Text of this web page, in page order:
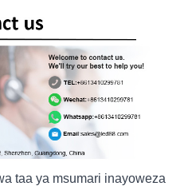
taa ya msumari inayoweza